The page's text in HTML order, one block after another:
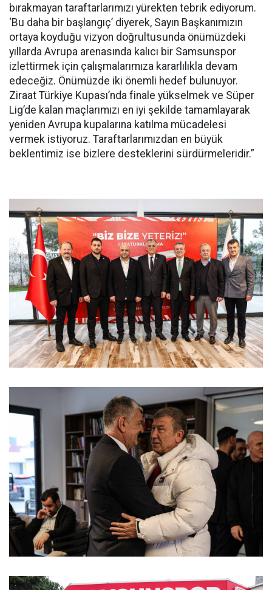
bırakmayan taraftarlarımızı yürekten tebrik ediyorum.
‘Bu daha bir başlangıç’ diyerek, Sayın Başkanımızın
ortaya koyduğu vizyon doğrultusunda önümüzdeki
yıllarda Avrupa arenasında kalıcı bir Samsunspor
izlettirmek için çalışmalarımıza kararlılıkla devam
edeceğiz. Önümüzde iki önemli hedef bulunuyor.
Ziraat Türkiye Kupası’nda finale yükselmek ve Süper
Lig’de kalan maçlarımızı en iyi şekilde tamamlayarak
yeniden Avrupa kupalarına katılma mücadelesi
vermek istiyoruz. Taraftarlarımızdan en büyük
beklentimiz ise bizlere desteklerini sürdürmeleridir.”